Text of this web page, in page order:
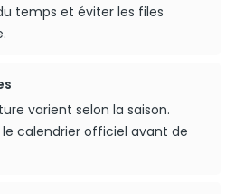
temps et éviter les files
varient selon la saison.
calendrier officiel avant de